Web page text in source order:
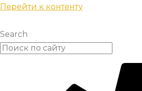
Перейти к контенту
Search